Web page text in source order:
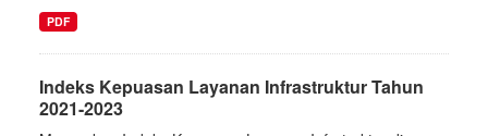
PDF
Indeks Kepuasan Layanan Infrastruktur Tahun
2021-2023